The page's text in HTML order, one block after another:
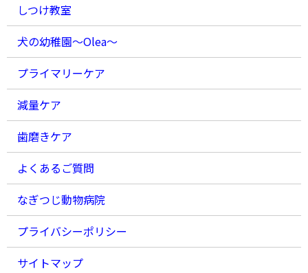
しつけ教室
犬の幼稚園〜Olea〜
プライマリーケア
減量ケア
歯磨きケア
よくあるご質問
なぎつじ動物病院
プライバシーポリシー
サイトマップ